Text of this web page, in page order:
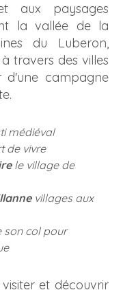
aux paysages
la vallée de la
du Luberon,
travers des villes
campagne
médiéval
de vivre
le village de
villages aux
col pour
et découvrir